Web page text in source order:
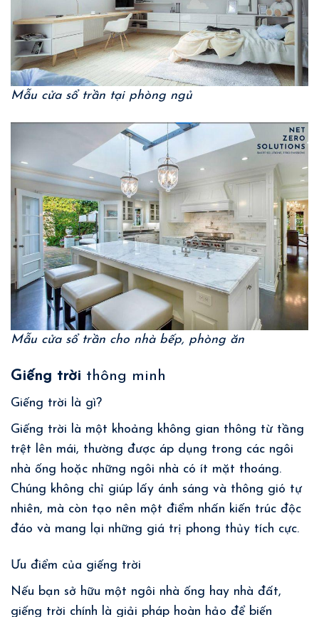
Mẫu cửa sổ trần tại phòng ngủ
Mẫu cửa sổ trần cho nhà bếp, phòng ăn
Giếng trời thông minh
Giếng trời là gì?
Giếng trời là một khoảng không gian thông từ tầng
trệt lên mái, thường được áp dụng trong các ngôi
nhà ống hoặc những ngôi nhà có ít mặt thoáng.
Chúng không chỉ giúp lấy ánh sáng và thông gió tự
nhiên, mà còn tạo nên một điểm nhấn kiến trúc độc
đáo và mang lại những giá trị phong thủy tích cực.
Ưu điểm của giếng trời
Nếu bạn sở hữu một ngôi nhà ống hay nhà đất,
giếng trời chính là giải pháp hoàn hảo để biến